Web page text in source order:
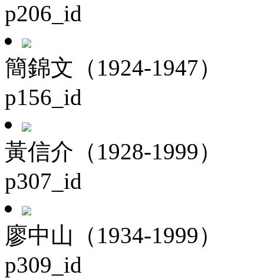
p206_id
簡錦文（1924-1947）
p156_id
黃信介（1928-1999）
p307_id
廖中山（1934-1999）
p309_id